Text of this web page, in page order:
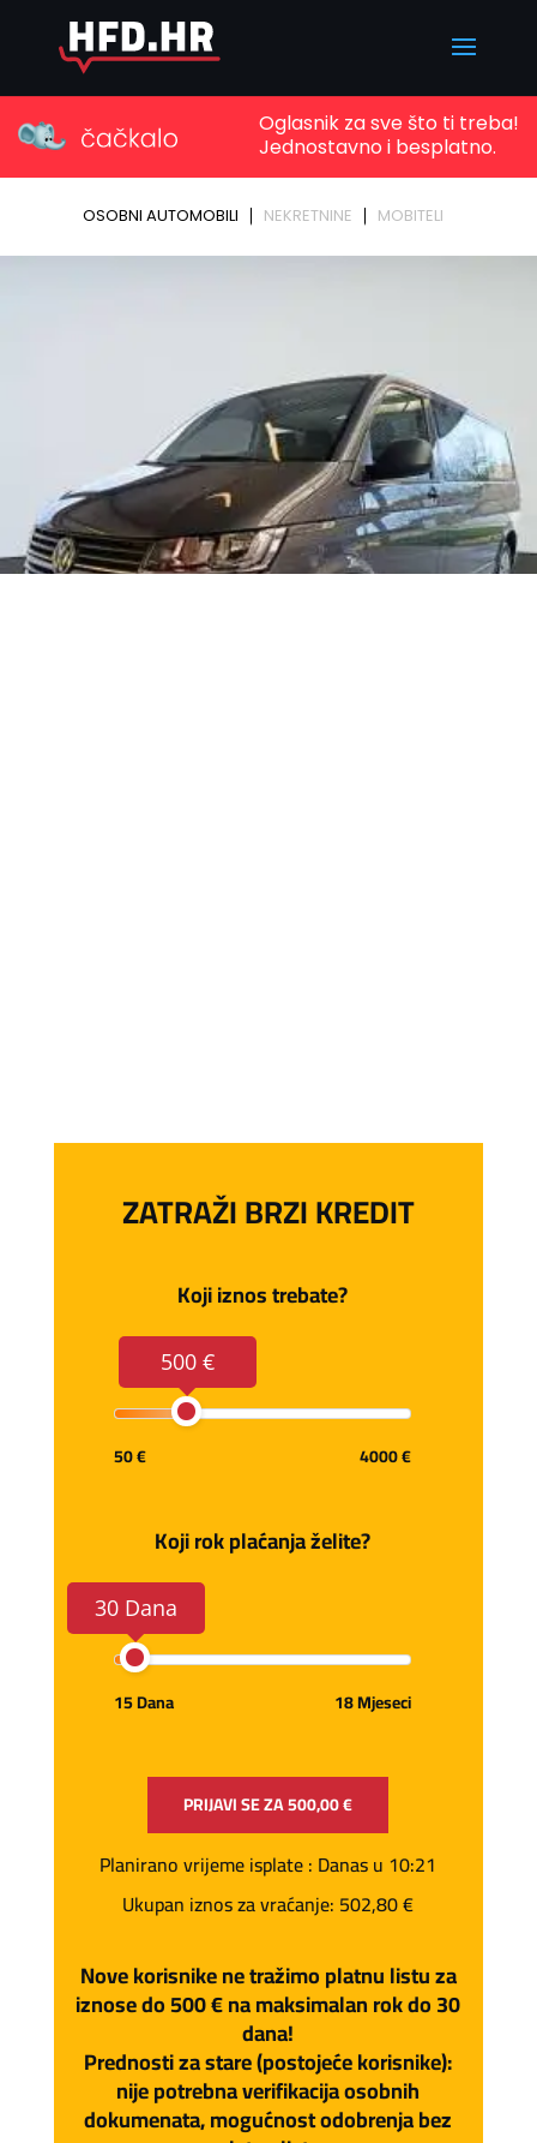
ZATRAŽI BRZI KREDIT
Koji iznos trebate?
500 €
50 € 4000 €
Koji rok plaćanja želite?
30 Dana
15 Dana 18 Mjeseci
PRIJAVI SE ZA500,00 €
Planirano vrijeme isplate: Danas u 10:21
Ukupan iznos za vraćanje: 502,80 €
Nove korisnike ne tražimo platnu listu za
iznose do 500 € na maksimalan rok do 30
dana!
Prednosti za stare (postojeće korisnike):
nije potrebna verifikacija osobnih
dokumenata, mogućnost odobrenja bez